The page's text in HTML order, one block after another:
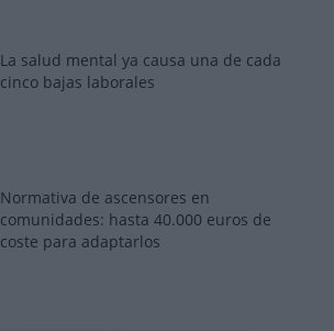
La salud mental ya causa una de cada
cinco bajas laborales
Normativa de ascensores en
comunidades: hasta 40.000 euros de
coste para adaptarlos